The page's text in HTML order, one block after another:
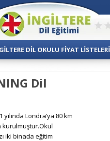
DIL OKULU FIYAT LISTELERI
Dil
Londra’ya 80 km
kurulmuştur.Okul
iki binada eğitim